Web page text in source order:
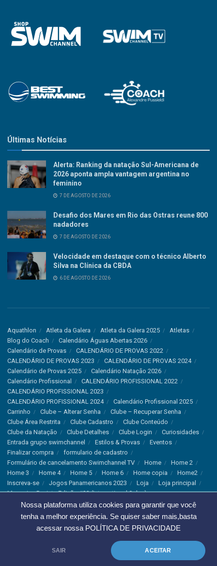
Nossa plataforma utiliza cookies para garantir que você
tenha a melhor experiência. Se quiser saber mais,basta
acessar nossa POLÍTICA DE PRIVACIDADE
SAIR ACEITAR
Últimas Notícias
Alerta: Ranking da natação Sul-Americana de
2026 aponta ampla vantagem argentina no
feminino
7 DE AGOSTO DE 2026
Desafio dos Mares em Rio das Ostras reune 800
nadadores
7 DE AGOSTO DE 2026
Velocidade em destaque com o técnico Alberto
Silva na Clínica da CBDA
6 DE AGOSTO DE 2026
Aquathlon Atleta da Galera Atleta da Galera 2025
Atletas
Blog do Coach
Calendário Águas Abertas 2026
Calendário de Provas
CALENDÁRIO DE PROVAS 2022
CALENDÁRIO DE PROVAS 2023
CALENDÁRIO DE PROVAS 2024
Calendário de Provas 2025
Calendário Natação 2026
Calendário Profissional
CALENDÁRIO PROFISSIONAL 2022
CALENDÁRIO PROFISSIONAL 2023
CALENDÁRIO PROFISSIONAL 2024
Calendário Profissional 2025
Carrinho
Clube – Alterar Senha
Clube – Recuperar Senha
Clube Área Restrita
Clube Cadastro
Clube Conteúdo
Clube da Natação
Clube Detalhes Clube Login
Curiosidades
Entrada grupo swimchannel
Estilos & Provas
Eventos
Finalizar compra
formulario de cadastro
Formulário de cancelamento Swimchannel TV
Home
Home 2
Home 3
Home 4 Home 5 Home 6 Home copia
Home2
Inscreva-se
Jogos Panamericanos 2023 Loja
Loja principal
Magazine Revista Edição #33 (International Sales)
Magazine Swimchannel (International Sale)
Marcas
Minha conta
Newsletter Notícias
Notícias Instagram
Política de Cancelamento
Saúde
Thank You
Troca e Devolução